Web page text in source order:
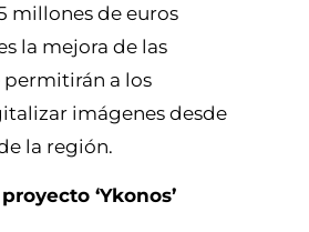
millones de euros
la mejora de las
a los
imágenes desde
la región.
‘Ykonos’